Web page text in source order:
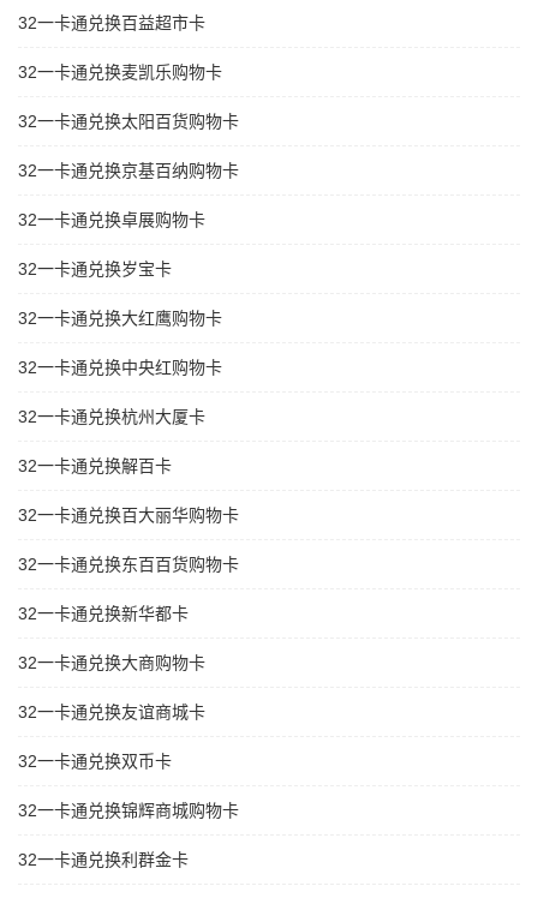
32一卡通兑换百益超市卡
32一卡通兑换麦凯乐购物卡
32一卡通兑换太阳百货购物卡
32一卡通兑换京基百纳购物卡
32一卡通兑换卓展购物卡
32一卡通兑换岁宝卡
32一卡通兑换大红鹰购物卡
32一卡通兑换中央红购物卡
32一卡通兑换杭州大厦卡
32一卡通兑换解百卡
32一卡通兑换百大丽华购物卡
32一卡通兑换东百百货购物卡
32一卡通兑换新华都卡
32一卡通兑换大商购物卡
32一卡通兑换友谊商城卡
32一卡通兑换双币卡
32一卡通兑换锦辉商城购物卡
32一卡通兑换利群金卡